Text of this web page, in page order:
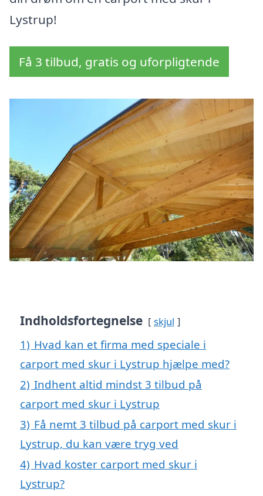
Lystrup!
Få 3 tilbud, gratis og uforpligtende
Indholdsfortegnelse skjul
1) Hvad kan et firma med speciale i
carport med skur i Lystrup hjælpe med?
2) Indhent altid mindst 3 tilbud på
carport med skur i Lystrup
3) Få nemt 3 tilbud på carport med skur i
Lystrup, du kan være tryg ved
4) Hvad koster carport med skur i
Lystrup?